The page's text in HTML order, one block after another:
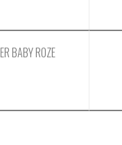
BABY ROZE